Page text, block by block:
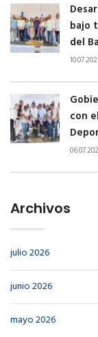
bajo
del
con
Archivos
julio 2026
junio 2026
mayo 2026